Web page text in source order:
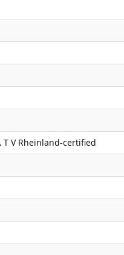
T V Rheinland-certified